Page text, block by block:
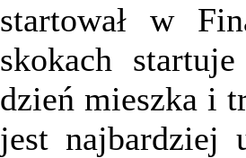
startował w
skokach
dzień mieszka i
jest najbardziej